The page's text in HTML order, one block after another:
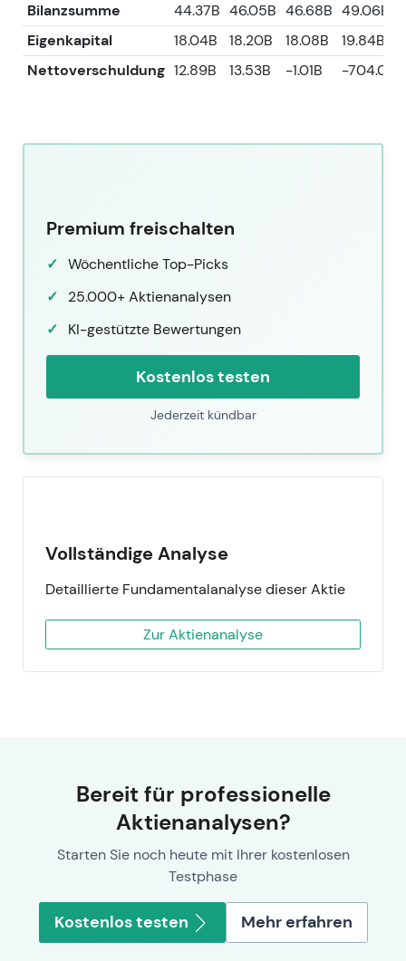
Bilanzsumme
44.37B 46.05B 46.68B 49.06B
Eigenkapital
18.04B 18.20B 18.08B
19.84B
Nettoverschuldung 12.89B 13.53B -1.01B -
Premium freischalten
Wöchentliche Top-Picks
25.000+ Aktienanalysen
KI-gestützte Bewertungen
Kostenlos testen
Jederzeit kündbar
Vollständige Analyse
Detaillierte Fundamentalanalyse dieser Aktie
Zur Aktienanalyse
Bereit für professionelle
Aktienanalysen?
Starten Sie noch heute mit Ihrer kostenlosen
Testphase
Kostenlos testen Mehr erfahren